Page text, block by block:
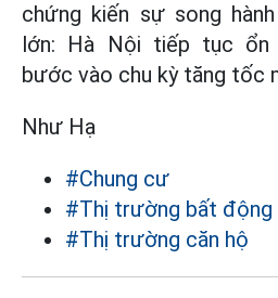
chứng kiến sự song
lớn: Hà Nội tiếp tục ổn
bước vào chu kỳ tăng tốc
Như Hạ
#Chung cư
#Thị trường bất động
#Thị trường căn hộ